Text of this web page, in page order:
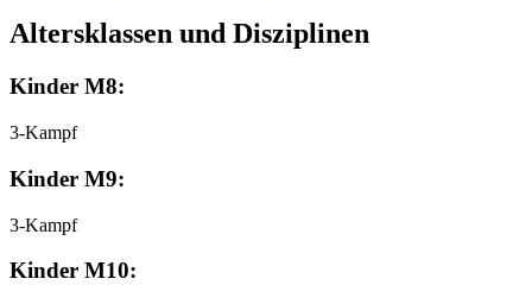
Altersklassen und Disziplinen
Kinder M8:
3-Kampf
Kinder M9:
3-Kampf
Kinder M10: